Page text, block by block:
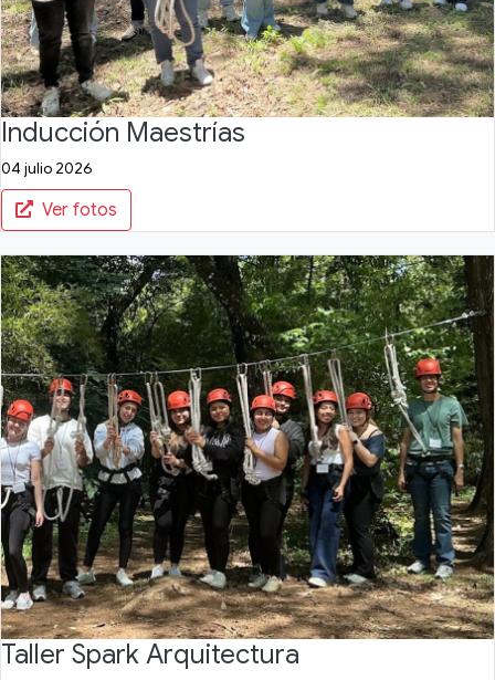
Inducción Maestrías
04 julio 2026
Ver fotos
Taller Spark Arquitectura